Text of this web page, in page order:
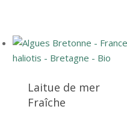
Laitue de mer
Fraîche